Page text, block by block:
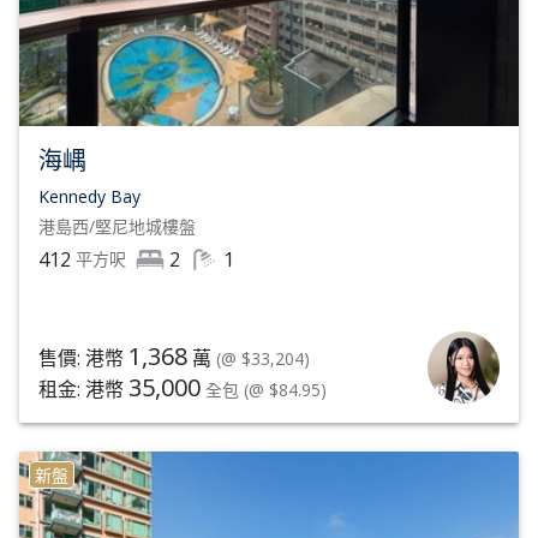
海嵎
Kennedy Bay
港島西/堅尼地城樓盤
412 平方呎 2 1
售價: 港幣 1,368 萬 (@ $33,204)
租金: 港幣 35,000 全包 (@ $84.95)
新盤